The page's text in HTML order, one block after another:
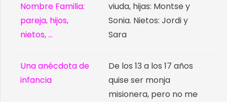
Nombre Familia:
pareja, hijos,
nietos, …
viuda, hijas: Montse y
Sonia. Nietos: Jordi y
Sara
Una anécdota de
infancia
De los 13 a los 17 años
quise ser monja
misionera, pero no me